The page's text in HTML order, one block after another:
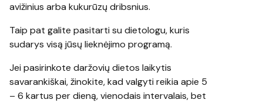
avižinius arba kukurūzų dribsnius.
Taip pat galite pasitarti su dietologu, kuris
sudarys visą jūsų lieknėjimo programą.
Jei pasirinkote daržovių dietos laikytis
savarankiškai, žinokite, kad valgyti reikia apie 5
– 6 kartus per dieną, vienodais intervalais, bet